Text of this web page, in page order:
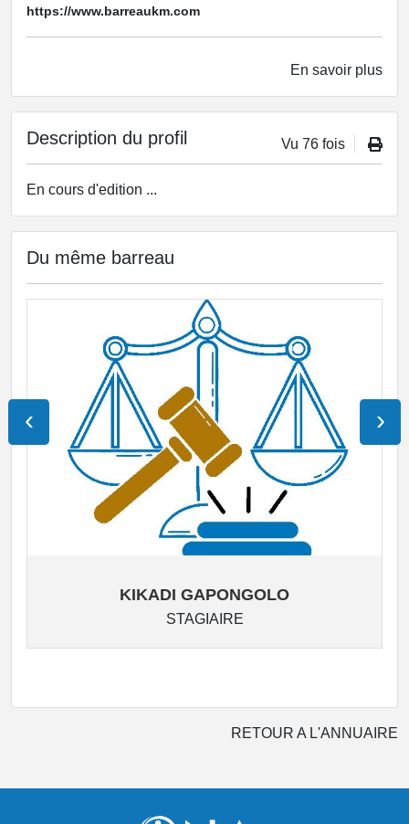
https://www.barreaukm.com
En savoir plus
Description du profil Vu 76 fois
En cours d'edition ...
Du même barreau
KIKADI GAPONGOLO
STAGIAIRE
‹ ›
RETOUR A L'ANNUAIRE